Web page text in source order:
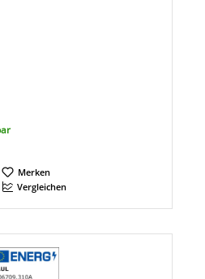
Merken
Vergleichen